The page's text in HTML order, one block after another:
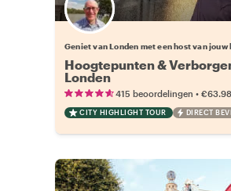
Kies jouw favoriete local
Geniet van Londen met een host van jouw
Hoogtepunten &
Londen
415 beoordelingen • €63.98
CITY HIGHLIGHT TOUR DIRECT